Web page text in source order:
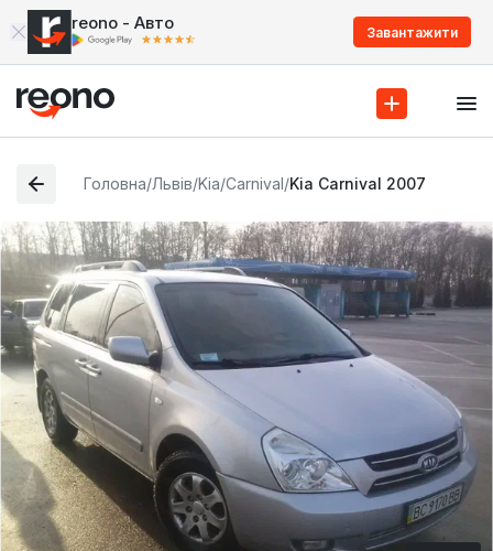
reono - Авто Завантажити
Головна/Львів/Kia/Carnival/Kia Carnival 2007